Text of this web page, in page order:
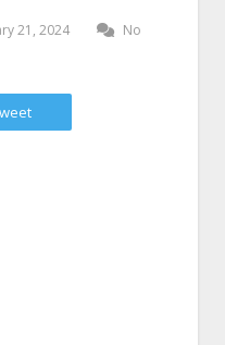
21, 2024
No